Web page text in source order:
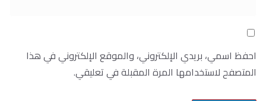
احفظ اسمي، بريدي الإلكتروني، والموقع الإلكتروني في هذا
المتصفح لاستخدامها المرة المقبلة في تعليقي.